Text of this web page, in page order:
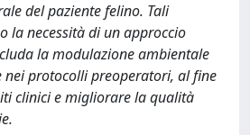
del paziente felino. Tali
la necessità di un approccio
la modulazione ambientale
nei protocolli preoperatori, al fine
clinici e migliorare la qualità